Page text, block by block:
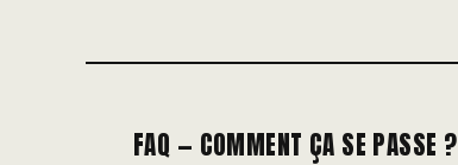
FAQ — COMMENT ÇA SE PASSE ?